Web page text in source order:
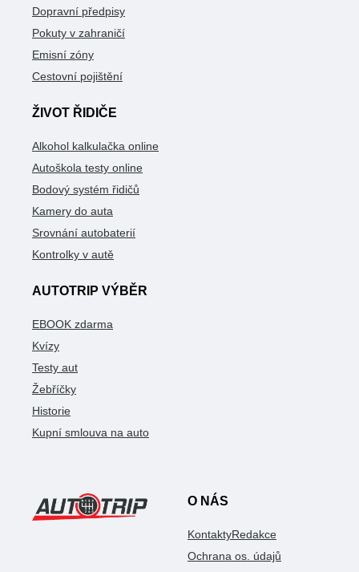
Dopravní předpisy
Pokuty v zahraničí
Emisní zóny
Cestovní pojištění
ŽIVOT ŘIDIČE
Alkohol kalkulačka online
Autoškola testy online
Bodový systém řidičů
Kamery do auta
Srovnání autobaterií
Kontrolky v autě
AUTOTRIP VÝBĚR
EBOOK zdarma
Kvízy
Testy aut
Žebříčky
Historie
Kupní smlouva na auto
O NÁS
KontaktyRedakce
Ochrana os. údajů